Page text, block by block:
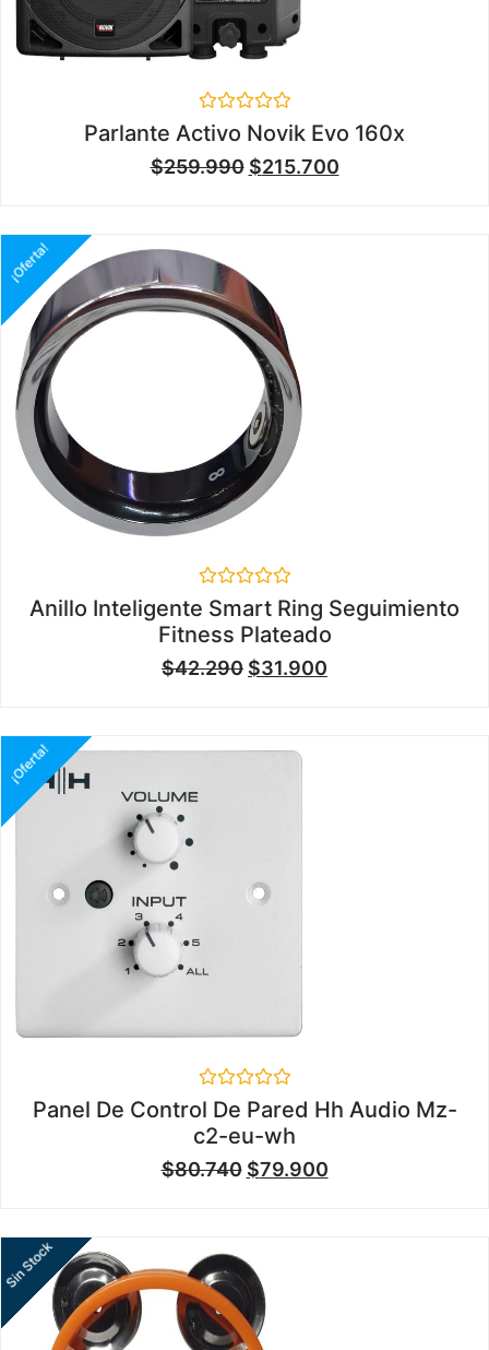
Valorado
en
0
de
Parlante Activo Novik Evo 160x
$259.990 $215.700
¡Oferta!
Valorado
en
0
de
5
Anillo Inteligente Smart Ring Seguimiento
Fitness Plateado
$42.290 $31.900
¡Oferta!
Valorado
en
0
de
5
Panel De Control De Pared Hh Audio Mz-
c2-eu-wh
$80.740 $79.900
Sin Stock